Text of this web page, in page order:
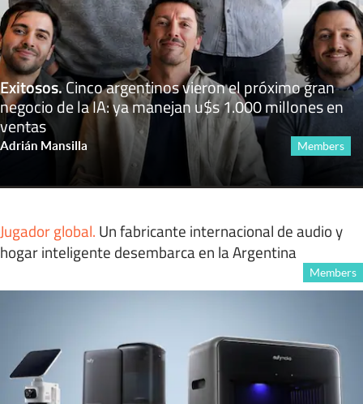
Exitosos.Cinco argentinos vieron el próximo gran
negocio de la IA: ya manejan u$s 1.000 millones en
ventas
Adrián Mansilla Members
Jugador global. Un fabricante internacional de audio y
hogar inteligente desembarca en la Argentina
Members